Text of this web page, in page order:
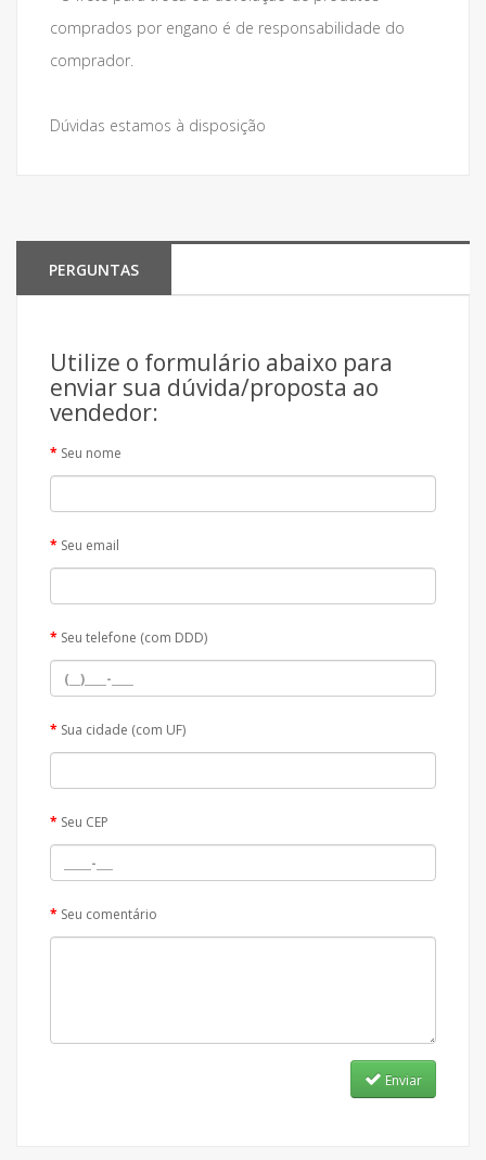
comprados por engano é de responsabilidade do
comprador.
Dúvidas estamos à disposição
PERGUNTAS
Utilize o formulário abaixo para
enviar sua dúvida/proposta ao
vendedor:
Seu nome
Seu email
Seu telefone (com DDD)
Sua cidade (com UF)
Seu CEP
Seu comentário
Enviar